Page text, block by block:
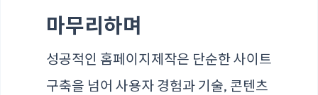
마무리하며
성공적인 홈페이지제작은 단순한 사이트
구축을 넘어 사용자 경험과 기술, 콘텐츠